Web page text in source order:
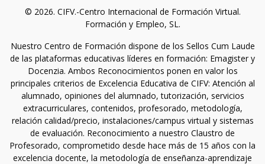
© 2026. CIFV.-Centro Internacional de Formación Virtual.
Formación y Empleo, SL.
Nuestro Centro de Formación dispone de los Sellos Cum Laude
de las plataformas educativas líderes en formación: Emagister y
Docenzia. Ambos Reconocimientos ponen en valor los
principales criterios de Excelencia Educativa de CIFV: Atención al
alumnado, opiniones del alumnado, tutorización, servicios
extracurriculares, contenidos, profesorado, metodología,
relación calidad/precio, instalaciones/campus virtual y sistemas
de evaluación. Reconocimiento a nuestro Claustro de
Profesorado, comprometido desde hace más de 15 años con la
excelencia docente, la metodología de enseñanza-aprendizaje